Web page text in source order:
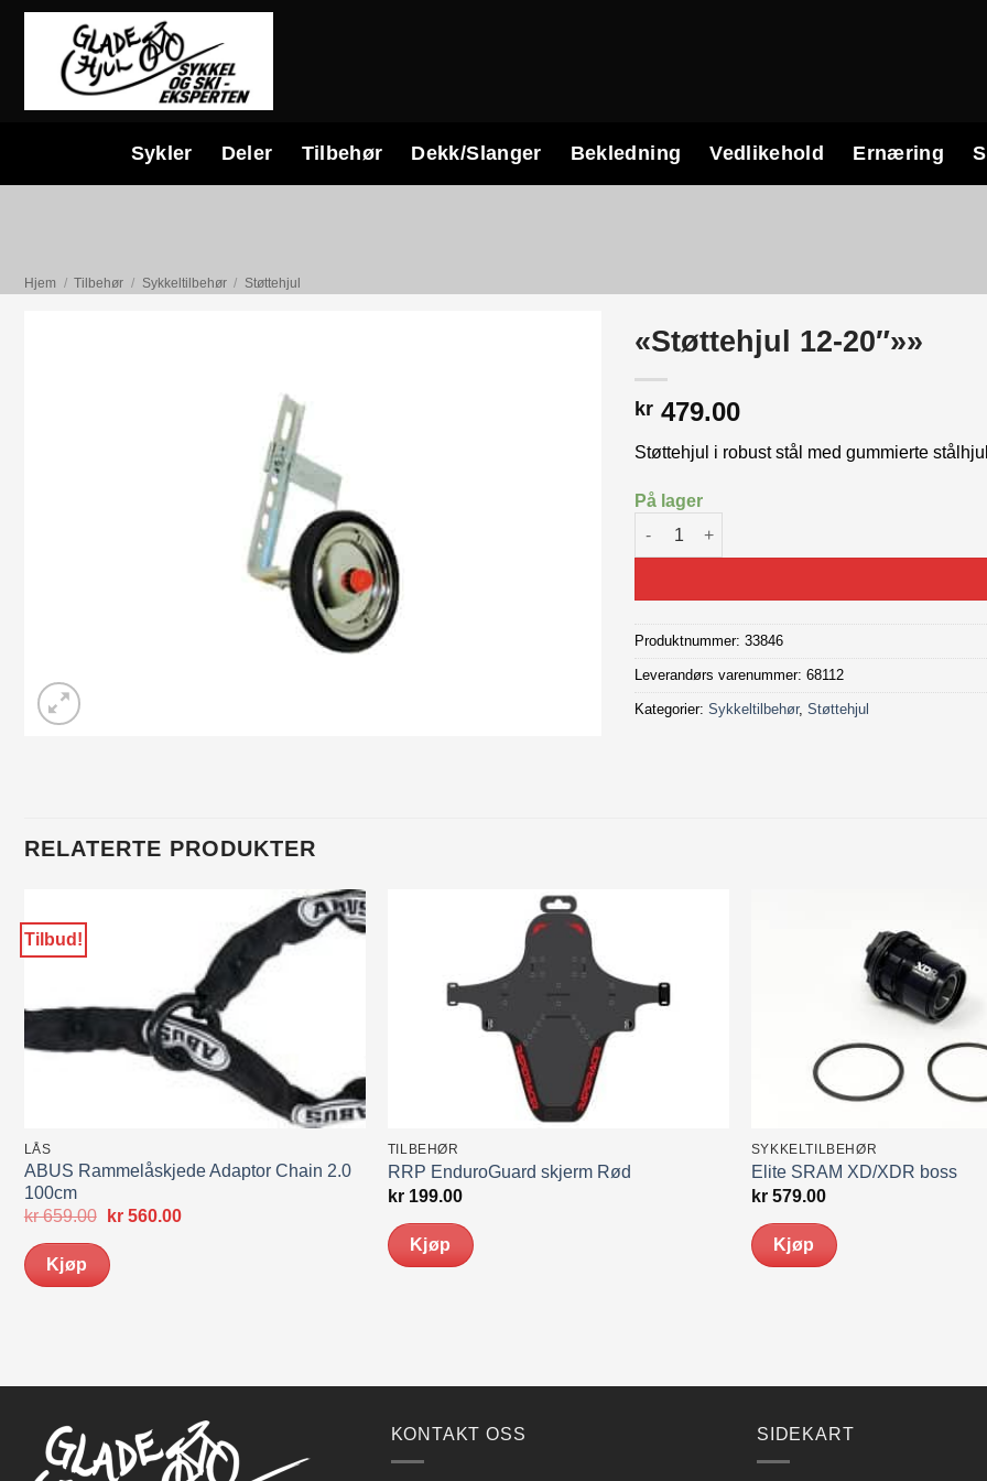
Skip
Sykler Deler Tilbehør Dekk/Slanger Bekledning Vedlikehold Ernæring
Hjem / Tilbehør / Sykkeltilbehør / Støttehjul
«Støttehjul 12-20″»»
kr 479.00
Støttehjul i robust stål med gummierte
På lager
"Støttehjul 12-20""" antall
Produktnummer:33846
Leverandørs varenummer: 68112
Kategorier:Sykkeltilbehør,Støttehjul
RELATERTE PRODUKTER
Tilbud!
LÅS
ABUS Rammelåskjede Adaptor Chain 2.0
100cm
kr659.00
Opprinnelig
var:
kr 659.00.
kr560.00Nåværende
Kjøp
TILBEHØR
RRP EnduroGuard skjerm Rød
kr199.00
Kjøp
SYKKELTILBEHØR
Elite SRAM XD/XDR boss
kr579.00
Kjøp
KONTAKT OSS SIDEKART